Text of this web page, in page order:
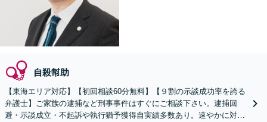
自殺幇助
【東海エリア対応】【初回相談60分無料】【９割の示談成功率を誇る
弁護士】ご家族の逮捕など刑事事件はすぐにご相談下さい。逮捕回
避・示談成立・不起訴や執行猶予獲得自実績多数あり。速やかに対応